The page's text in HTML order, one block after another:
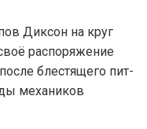
Диксон на круг
распоряжение
блестящего пит-
механиков